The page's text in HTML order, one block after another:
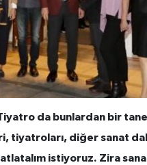
da bunlardan bir
tiyatroları, diğer sanat
istiyoruz. Zira